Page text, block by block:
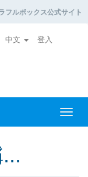
フルボックス公式サイト
中文 登入
切
換